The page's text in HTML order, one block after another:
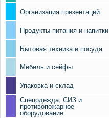
Организация презентаций
Продукты питания и напитки
Бытовая техника и посуда
Мебель и сейфы
Упаковка и склад
Спецодежда, СИЗ и
противопожарное
оборудование